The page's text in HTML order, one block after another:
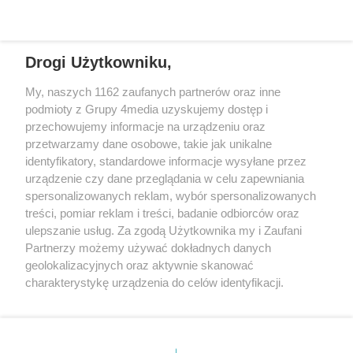
bezpiecznie zakończyć
interwencję.
Społecznego i Centrum Usług
Społecznych podpisały
porozumienie, które ma ułatwić
im wejście w samodzielne, dorosłe
życie.
REKLAMA
Reklama Kontakt
Informacja o Nadawcy
Drogi Użytkowniku,
My, naszych 1162 zaufanych partnerów oraz inne
podmioty z Grupy 4media uzyskujemy dostęp i
przechowujemy informacje na urządzeniu oraz
przetwarzamy dane osobowe, takie jak unikalne
identyfikatory, standardowe informacje wysyłane przez
urządzenie czy dane przeglądania w celu zapewniania
spersonalizowanych reklam, wybór spersonalizowanych
treści, pomiar reklam i treści, badanie odbiorców oraz
ulepszanie usług. Za zgodą Użytkownika my i Zaufani
Partnerzy możemy używać dokładnych danych
geolokalizacyjnych oraz aktywnie skanować
charakterystykę urządzenia do celów identyfikacji.